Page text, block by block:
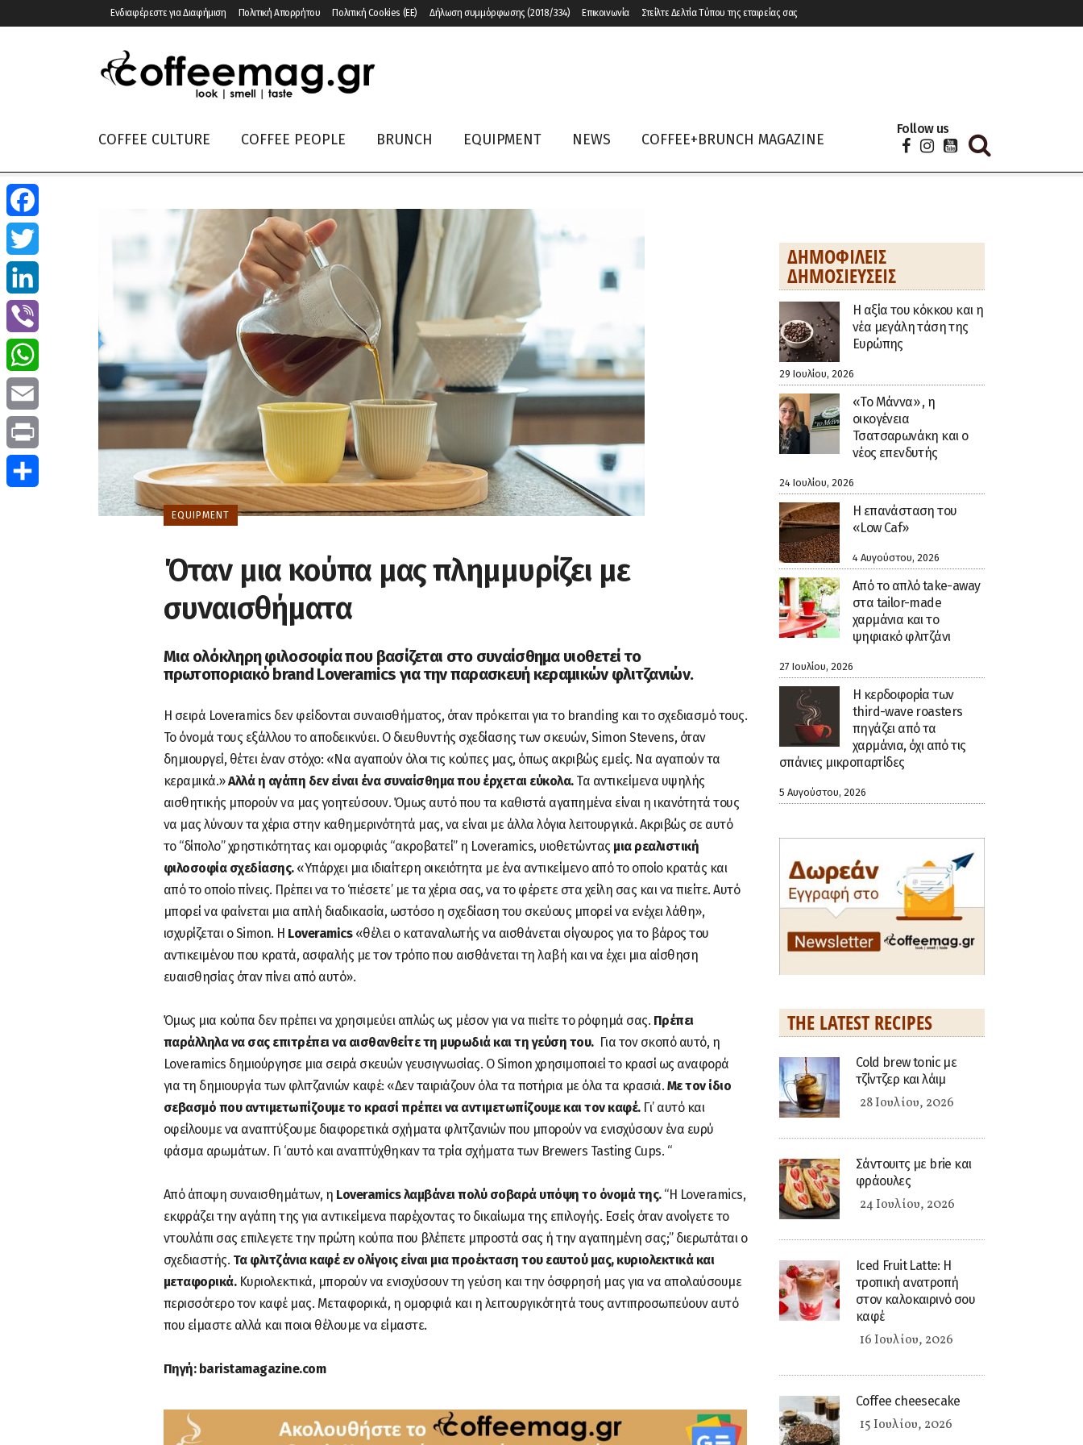
Ενδιαφέρεστε για Διαφήμιση Πολιτική Απορρήτου Πολιτική Cookies (ΕΕ) Δήλωση συμμόρφωσης (2018/334) Επικοινωνία Στείλτε Δελτία Τύπου της εταιρείας σας
COFFEE CULTURE COFFEE PEOPLE BRUNCH EQUIPMENT NEWS COFFEE+BRUNCH MAGAZINE
Follow us
EQUIPMENT
Όταν μια κούπα μας πλημμυρίζει με
συναισθήματα
Μια ολόκληρη φιλοσοφία που βασίζεται στο συναίσθημα υιοθετεί το
πρωτοποριακό brand Loveramics για την παρασκευή κεραμικών φλιτζανιών.
Η σειρά Loveramics δεν φείδονται συναισθήματος, όταν πρόκειται για το branding και το σχεδιασμό τους.
Το όνομά τους εξάλλου το αποδεικνύει. Ο διευθυντής σχεδίασης των σκευών, Simon Stevens, όταν
δημιουργεί, θέτει έναν στόχο: «Nα αγαπούν όλοι τις κούπες μας, όπως ακριβώς εμείς. Να αγαπούν τα
κεραμικά.»Αλλά η αγάπη δεν είναι ένα συναίσθημα που έρχεται εύκολα.Τα αντικείμενα υψηλής
αισθητικής μπορούν να μας γοητεύσουν. Όμως αυτό που τα καθιστά αγαπημένα είναι η ικανότητά τους
να μας λύνουν τα χέρια στην καθημερινότητά μας, να είναι με άλλα λόγια λειτουργικά. Ακριβώς σε αυτό
το “δίπολο” χρηστικότητας και ομορφιάς “ακροβατεί” η Loveramics, υιοθετώντας μια ρεαλιστική
φιλοσοφία σχεδίασης. «Υπάρχει μια ιδιαίτερη οικειότητα με ένα αντικείμενο από το οποίο κρατάς και
από το οποίο πίνεις. Πρέπει να το ‘πιέσετε’ με τα χέρια σας, να το φέρετε στα χείλη σας και να πιείτε. Αυτό
μπορεί να φαίνεται μια απλή διαδικασία, ωστόσο η σχεδίαση του σκεύους μπορεί να ενέχει λάθη»,
ισχυρίζεται ο Simon. Η Loveramics«θέλει ο καταναλωτής να αισθάνεται σίγουρος για το βάρος του
αντικειμένου που κρατά, ασφαλής με τον τρόπο που αισθάνεται τη λαβή και να έχει μια αίσθηση
ευαισθησίας όταν πίνει από αυτό».
Όμως μια κούπα δεν πρέπει να χρησιμεύει απλώς ως μέσον για να πιείτε το ρόφημά σας. Πρέπει
παράλληλα να σας επιτρέπει να αισθανθείτε τη μυρωδιά και τη γεύση του. Για τον σκοπό αυτό, η
Loveramics δημιούργησε μια σειρά σκευών γευσιγνωσίας. Ο Simon χρησιμοποιεί το κρασί ως αναφορά
για τη δημιουργία των φλιτζανιών καφέ: «Δεν ταιριάζουν όλα τα ποτήρια με όλα τα κρασιά. Με τον ίδιο
σεβασμό που αντιμετωπίζουμε το κρασί πρέπει να αντιμετωπίζουμε και τον καφέ.Γι’ αυτό και
οφείλουμε να αναπτύξουμε διαφορετικά σχήματα φλιτζανιών που μπορούν να ενισχύσουν ένα ευρύ
φάσμα αρωμάτων. Γι ‘αυτό και αναπτύχθηκαν τα τρία σχήματα των Brewers Tasting Cups. “
Από άποψη συναισθημάτων, η Loveramics λαμβάνει πολύ σοβαρά υπόψη το όνομά της.“Η Loveramics,
εκφράζει την αγάπη της για αντικείμενα παρέχοντας το δικαίωμα της επιλογής. Εσείς όταν ανοίγετε το
ντουλάπι σας επιλεγετε την πρώτη κούπα που βλέπετε μπροστά σας ή την αγαπημένη σας;” διερωτάται ο
σχεδιαστής. Τα φλιτζάνια καφέ εν ολίγοις είναι μια προέκταση του εαυτού μας, κυριολεκτικά και
μεταφορικά.Κυριολεκτικά, μπορούν να ενισχύσουν τη γεύση και την όσφρησή μας για να απολαύσουμε
περισσότερο τον καφέ μας. Μεταφορικά, η ομορφιά και η λειτουργικότητά τους αντιπροσωπεύουν αυτό
που είμαστε αλλά και ποιοι θέλουμε να είμαστε.
Πηγή: baristamagazine.com
ΔΗΜΟΦΙΛΕΊΣ
ΔΗΜΟΣΙΕΎΣΕΙΣ
H αξία του κόκκου και η
νέα μεγάλη τάση της
Ευρώπης
29 Ιουλίου, 2026
«Το Μάννα» , η
οικογένεια
Τσατσαρωνάκη και ο
νέος επενδυτής
24 Ιουλίου, 2026
Η επανάσταση του
«Low Caf»
4 Αυγούστου, 2026
Από το απλό take-away
στα tailor-made
χαρμάνια και το
ψηφιακό φλιτζάνι
27 Ιουλίου, 2026
Η κερδοφορία των
third-wave roasters
πηγάζει από τα
χαρμάνια, όχι από τις
σπάνιες μικροπαρτίδες
5 Αυγούστου, 2026
THE LATEST RECIPES
Cold brew tonic με
τζίντζερ και λάιμ
28 Ιουλίου, 2026
Σάντουιτς με brie και
φράουλες
24 Ιουλίου, 2026
Iced Fruit Latte: Η
τροπική ανατροπή
στον καλοκαιρινό σου
καφέ
16 Ιουλίου, 2026
Coffee cheesecake
15 Ιουλίου, 2026
Facebook
Twitter
LinkedIn
Viber
WhatsApp
Email
Print